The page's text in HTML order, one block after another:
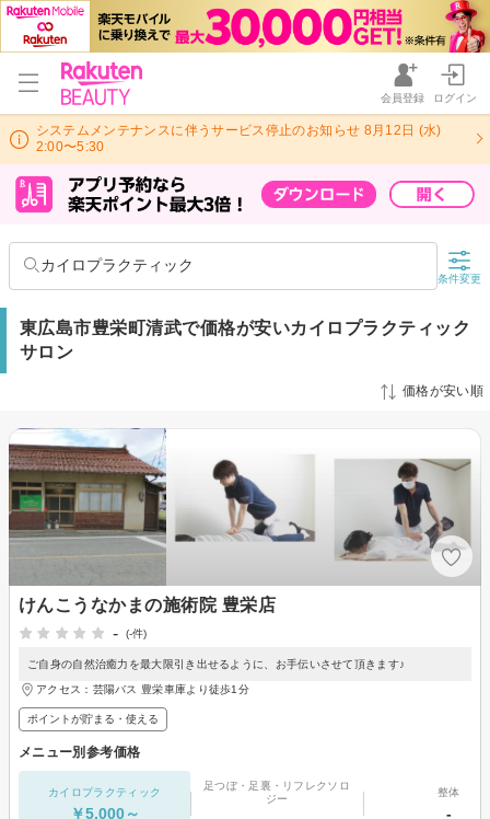
会員登録 ログイン
システムメンテナンスに伴うサービス停止のお知らせ 8月12日 (水)
2:00〜5:30
カイロプラクティック
条件変更
東広島市豊栄町清武で価格が安いカイロプラクティック
サロン
価格が安い順
けんこうなかまの施術院 豊栄店
-
(-件)
ご自身の自然治癒力を最大限引き出せるように、お手伝いさせて頂きます♪
アクセス：芸陽バス 豊栄車庫より徒歩1分
ポイントが貯まる・使える
メニュー別参考価格
カイロプラクティック
￥5,000～
足つぼ・足裏・リフレクソロ
ジー
整体
-